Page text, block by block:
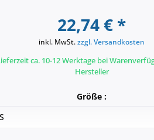
22,74 € *
inkl. MwSt.zzgl. Versandkosten
ca. 10-12 Werktage bei
Hersteller
Größe :